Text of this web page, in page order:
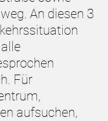
An diesen 3
Für
aufsuchen,